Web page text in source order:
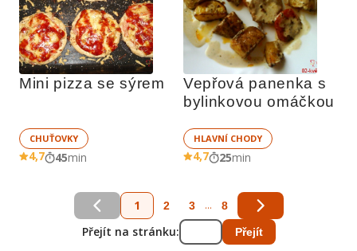
Mini pizza se sýrem
CHUŤOVKY
4,7 45min
Vepřová panenka s
bylinkovou omáčkou
HLAVNÍ CHODY
4,7 25min
1 2 3 ... 8
Přejít na stránku: Přejít